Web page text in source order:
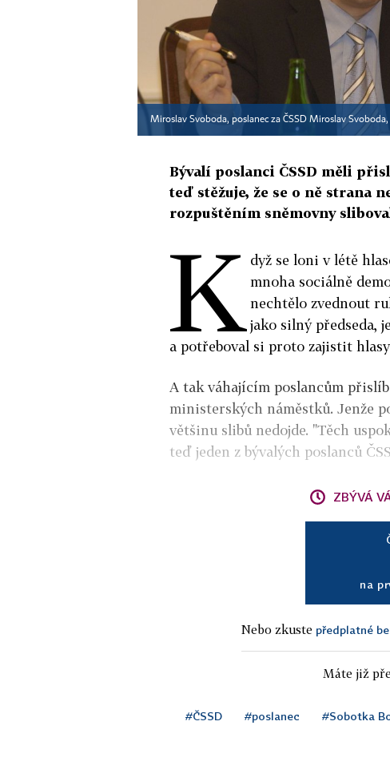
Miroslav Svoboda, poslanec za ČSSD Miroslav Svoboda,
Bývalí poslanci ČSSD měli
teď stěžuje, že se o ně strana
rozpuštěním sněmovny
K dyž se loni v létě
mnoha sociálně
nechtělo zvednout
jako silný předseda,
a potřeboval si proto zajistit
A tak váhajícím poslancům
ministerských náměstků. Jenže
většinu slibů nedojde. "Těch
teď jeden z bývalých poslanců
ZBÝVÁ
na
Nebo zkuste předplatné
Máte již
#ČSSD #poslanec #Sobotka